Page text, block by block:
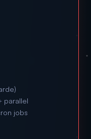
parallel
jobs